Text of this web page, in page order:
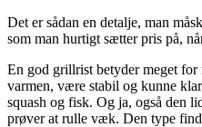
Det er sådan en detalje, man
som man hurtigt sætter pris på,
En god grillrist betyder meget for
varmen, være stabil og kunne
squash og fisk. Og ja, også den
prøver at rulle væk. Den type